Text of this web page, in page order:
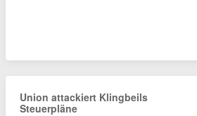
Union attackiert Klingbeils
Steuerpläne